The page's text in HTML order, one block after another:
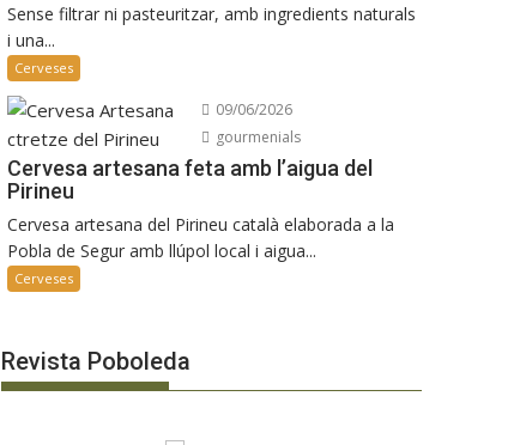
Sense filtrar ni pasteuritzar, amb ingredients naturals
i una...
Cerveses
09/06/2026
gourmenials
Cervesa artesana feta amb l’aigua del
Pirineu
Cervesa artesana del Pirineu català elaborada a la
Pobla de Segur amb llúpol local i aigua...
Cerveses
Revista Poboleda